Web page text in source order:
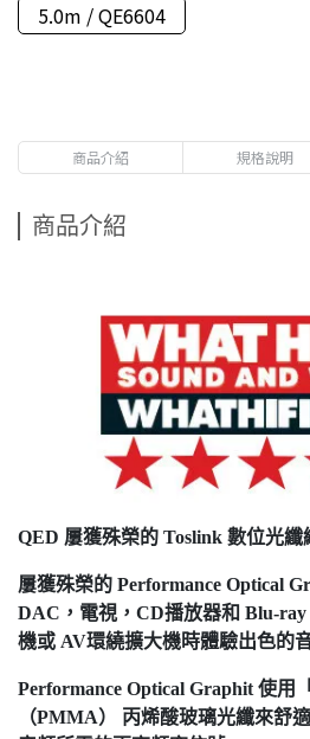
5.0m / QE6604
商品介紹 規格說明
商品介紹
QED 屢獲殊榮的 Toslink 數位光纖
屢獲殊榮的 Performance Optical
DAC ，電視，CD播放器和 Blu-ray
機或 AV環繞擴大機時體驗出色的
Performance Optical Graphit 使用
（PMMA） 丙烯酸玻璃光纖來舒